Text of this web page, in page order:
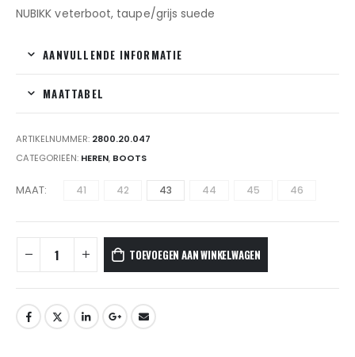
NUBIKK veterboot, taupe/grijs suede
AANVULLENDE INFORMATIE
MAATTABEL
ARTIKELNUMMER: 2800.20.047
CATEGORIEËN: HEREN, BOOTS
MAAT 41 42 43 44 45 46
TOEVOEGEN AAN WINKELWAGEN